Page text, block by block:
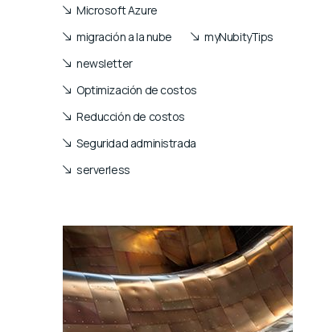
Microsoft Azure
migración a la nube
myNubityTips
newsletter
Optimización de costos
Reducción de costos
Seguridad administrada
serverless